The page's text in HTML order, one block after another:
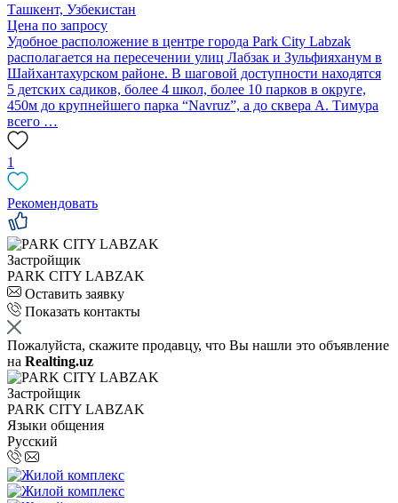
Ташкент, Узбекистан
Цена по запросу
Удобное расположение в центре города Park City Labzak
располагается на пересечении улиц Лабзак и Зульфияханум в
Шайхантахурском районе. В шаговой доступности находятся
5 детских садиков, более 4 школ, более 10 парков в округе,
450м до крупнейшего парка “Navruz”, а до сквера А. Тимура
всего …
1
Рекомендовать
Застройщик
PARK CITY LABZAK
Оставить заявку
Показать контакты
Пожалуйста, скажите продавцу, что Вы нашли это объявление
на Realting.uz
Застройщик
PARK CITY LABZAK
Языки общения
Русский